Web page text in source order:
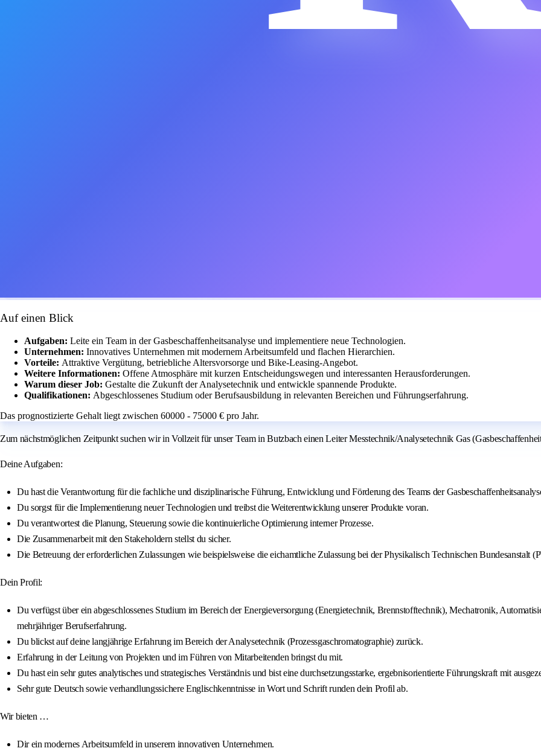
Auf einen Blick
Aufgaben: Leite ein Team in der Gasbeschaffenheitsanalyse und implementiere neue Technologien.
Unternehmen: Innovatives Unternehmen mit modernem Arbeitsumfeld und flachen Hierarchien.
Vorteile: Attraktive Vergütung, betriebliche Altersvorsorge und Bike-Leasing-Angebot.
Weitere Informationen: Offene Atmosphäre mit kurzen Entscheidungswegen und interessanten Herausforderungen.
Warum dieser Job: Gestalte die Zukunft der Analysetechnik und entwickle spannende Produkte.
Qualifikationen: Abgeschlossenes Studium oder Berufsausbildung in relevanten Bereichen und Führungserfahrung.
Das prognostizierte Gehalt liegt zwischen 60000 - 75000 € pro Jahr.
Zum nächstmöglichen Zeitpunkt suchen wir in Vollzeit für unser Team in Butzbach einen Leiter Messtechnik/Analysetechnik Gas
Deine Aufgaben:
Du hast die Verantwortung für die fachliche und disziplinarische Führung, Entwicklung und Förderung des Teams der
Du sorgst für die Implementierung neuer Technologien und treibst die Weiterentwicklung unserer Produkte voran.
Du verantwortest die Planung, Steuerung sowie die kontinuierliche Optimierung interner Prozesse.
Die Zusammenarbeit mit den Stakeholdern stellst du sicher.
Die Betreuung der erforderlichen Zulassungen wie beispielsweise die eichamtliche Zulassung bei der Physikalisch Technischen Bundesanstalt
Dein Profil:
Du verfügst über ein abgeschlossenes Studium im Bereich der Energieversorgung (Energietechnik, Brennstofftechnik), Mechatronik,
mehrjähriger Berufserfahrung.
Du blickst auf deine langjährige Erfahrung im Bereich der Analysetechnik (Prozessgaschromatographie) zurück.
Erfahrung in der Leitung von Projekten und im Führen von Mitarbeitenden bringst du mit.
Du hast ein sehr gutes analytisches und strategisches Verständnis und bist eine durchsetzungsstarke, ergebnisorientierte Führungskraft mit
Sehr gute Deutsch sowie verhandlungssichere Englischkenntnisse in Wort und Schrift runden dein Profil ab.
Wir bieten …
Dir ein modernes Arbeitsumfeld in unserem innovativen Unternehmen.